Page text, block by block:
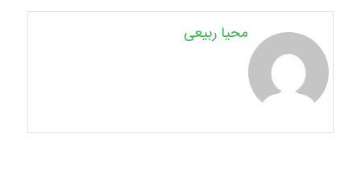
محیا ربیعی